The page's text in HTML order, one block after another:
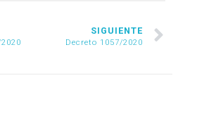
SIGUIENTE
Decreto 1057/2020